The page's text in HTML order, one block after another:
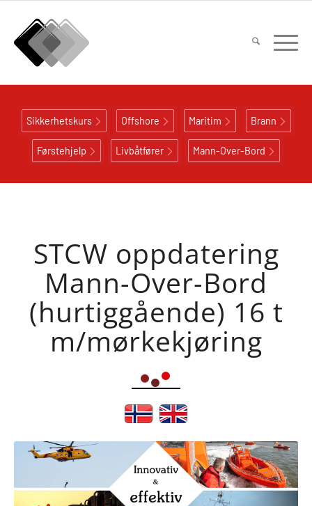
Sikkerhetskurs Offshore Maritim Brann
Førstehjelp Livbåtfører Mann-Over-Bord
STCW oppdatering
Mann-Over-Bord
(hurtiggående) 16 t
m/mørkekjøring